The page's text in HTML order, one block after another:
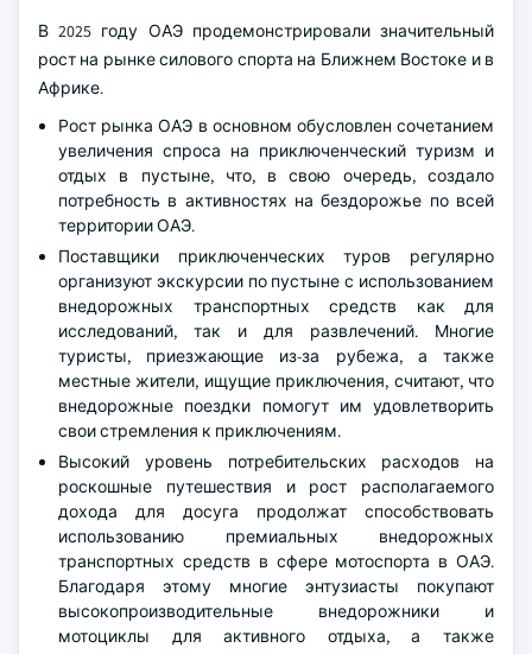
В 2025 году ОАЭ продемонстрировали значительный
рост на рынке силового спорта на Ближнем Востоке и в
Африке.
Рост рынка ОАЭ в основном обусловлен сочетанием
увеличения спроса на приключенческий туризм и
отдых в пустыне, что, в свою очередь, создало
потребность в активностях на бездорожье по всей
территории ОАЭ.
Поставщики приключенческих туров регулярно
организуют экскурсии по пустыне с использованием
внедорожных транспортных средств как для
исследований, так и для развлечений. Многие
туристы, приезжающие из-за рубежа, а также
местные жители, ищущие приключения, считают, что
внедорожные поездки помогут им удовлетворить
свои стремления к приключениям.
Высокий уровень потребительских расходов на
роскошные путешествия и рост располагаемого
дохода для досуга продолжат способствовать
использованию премиальных внедорожных
транспортных средств в сфере мотоспорта в ОАЭ.
Благодаря этому многие энтузиасты покупают
высокопроизводительные внедорожники и
мотоциклы для активного отдыха, а также